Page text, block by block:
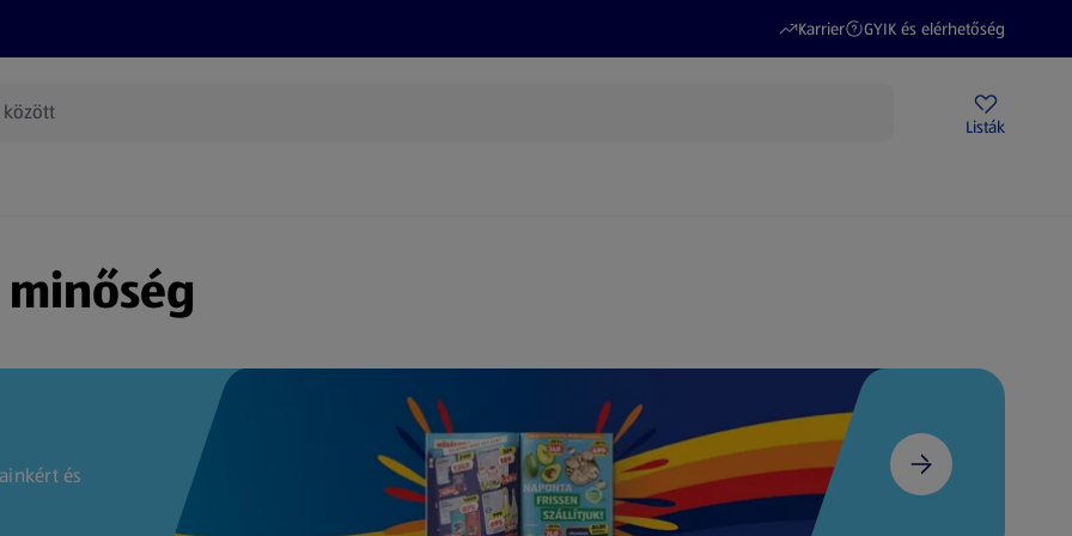
Karrier
(új oldalon nyílik meg)
GYIK és elérhetőség
(új oldalon nyílik meg)
Listák
és